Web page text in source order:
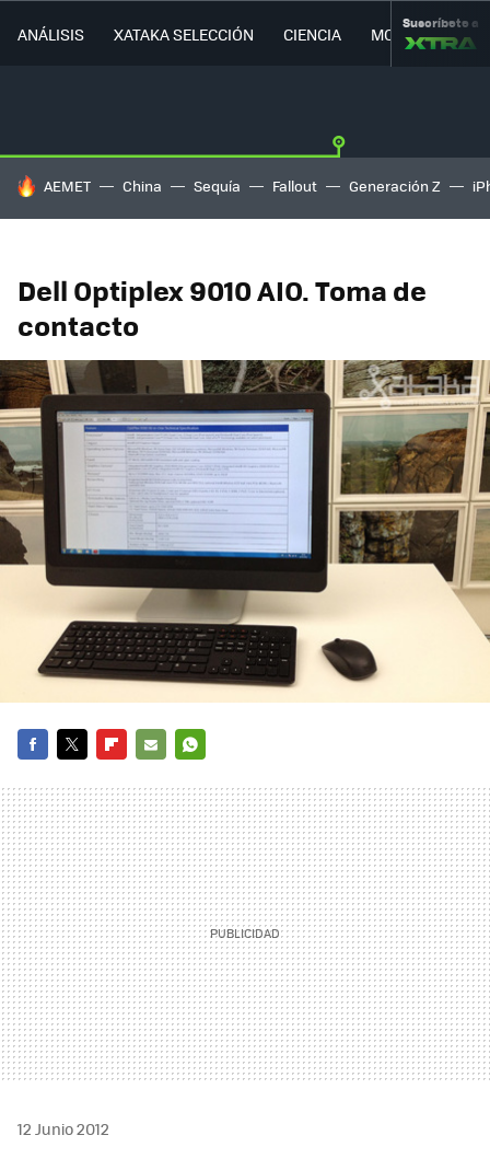
ANÁLISIS XATAKA SELECCIÓN CIENCIA MOVILIDAD
Suscríbete a
HOY SE HABLA DE
AEMET China Sequía Fallout Generación Z
Dell Optiplex 9010 AIO. Toma de
contacto
MAIL
12 Junio 2012